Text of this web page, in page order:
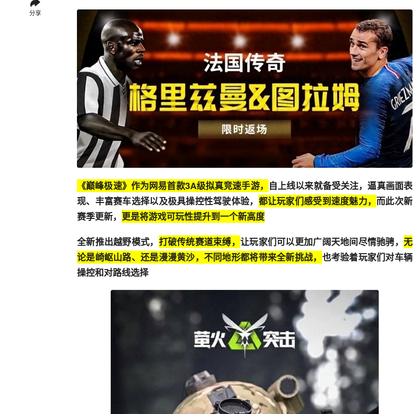
分享
《巅峰极速》作为网易首款3A级拟真竞速手游， 自上线以来就备受关注，逼真画面表
现、丰富赛车选择以及极具操控性驾驶体验， 都让玩家们感受到速度魅力， 而此次新
赛季更新， 更是将游戏可玩性提升到一个新高度
全新推出越野模式， 打破传统赛道束缚， 让玩家们可以更加广阔天地间尽情驰骋， 无
论是崎岖山路、还是漫漫黄沙，不同地形都将带来全新挑战， 也考验着玩家们对车辆
操控和对路线选择